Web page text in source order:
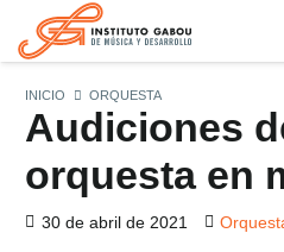
INICIO ORQUESTA
Audiciones
orquesta en
30 de abril de 2021